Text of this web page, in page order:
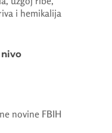
i hemikalija
novine FBIH